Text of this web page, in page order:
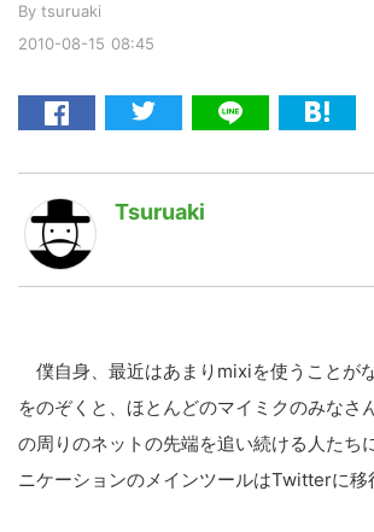
2010-08-15 08:45
By tsuruaki
Tsuruaki
僕自身、最近はあまりmixiを使うことが
をのぞくと、ほとんどのマイミクのみなさ
の周りのネットの先端を追い続ける人たち
ニケーションのメインツールはTwitterに移
TOPICS
RE:LIFE
Re:Work
AI
暗号資産
Drone
[Startup]
[Voice Edition]
[YouTube]
LINE
投資家登録
5G
Daily